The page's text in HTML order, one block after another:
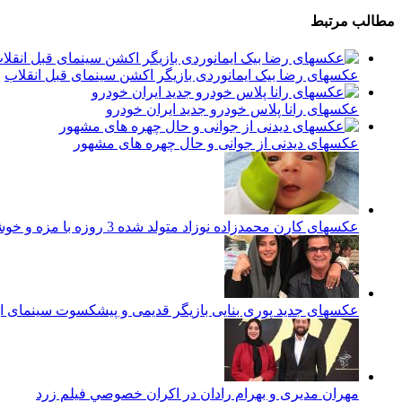
مطالب مرتبط
عکسهای رضا بیک ایمانوردی بازیگر اکشن سینمای قبل انقلاب
عکسهای رانا پلاس خودرو جدید ایران خودرو
عکسهای دیدنی از جوانی و حال چهره های مشهور
عکسهای کارن محمدزاده نوزاد متولد شده 3 روزه با مزه و خوشگل ایرانی
عکسهای جدید پوری بنایی بازیگر قدیمی و پیشکسوت سینمای
مهران مدیری و بهرام رادان در اكران خصوصي فيلم زرد